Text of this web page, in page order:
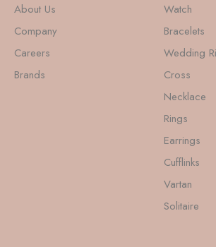
About Us
Company
Careers
Brands
Watch
Bracelets
Wedding
Cross
Necklace
Rings
Earrings
Cufflinks
Vartan
Solitaire